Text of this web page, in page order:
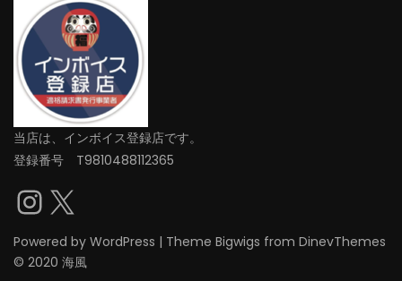
当店は、インボイス登録店です。
登録番号 T9810488112365
Instagram
X
Powered by WordPress | Theme Bigwigs from DinevThemes
© 2020 海風